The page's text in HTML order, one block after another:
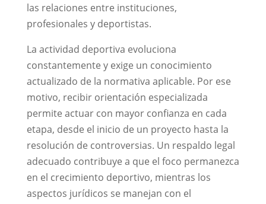
las relaciones entre instituciones,
profesionales y deportistas.
La actividad deportiva evoluciona
constantemente y exige un conocimiento
actualizado de la normativa aplicable. Por ese
motivo, recibir orientación especializada
permite actuar con mayor confianza en cada
etapa, desde el inicio de un proyecto hasta la
resolución de controversias. Un respaldo legal
adecuado contribuye a que el foco permanezca
en el crecimiento deportivo, mientras los
aspectos jurídicos se manejan con el